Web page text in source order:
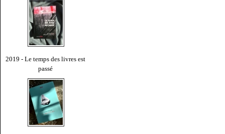
2019 - Le temps des livres est
passé